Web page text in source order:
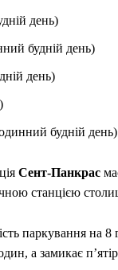
день)
будній день)
день)
будній день)
Сент-Панкрас
станцією
паркування на
а замикає